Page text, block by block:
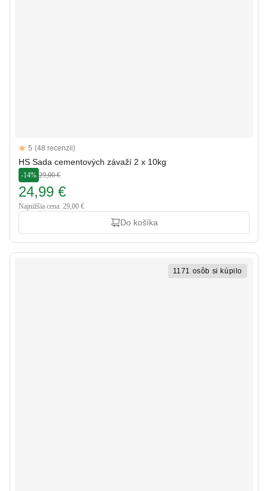
Reviews
5 out of 5 stars
5 (48 recenzii)
HS Sada cementových závaží 2 x 10kg
-14% 29,00 €
24,99 €
Najnižšia cena: 29,00 €
Do košíka
1171 osôb si kúpilo